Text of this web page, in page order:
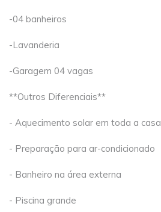
-04 banheiros
-Lavanderia
-Garagem 04 vagas
**Outros Diferenciais**
- Aquecimento solar em toda a casa
- Preparação para ar-condicionado
- Banheiro na área externa
- Piscina grande